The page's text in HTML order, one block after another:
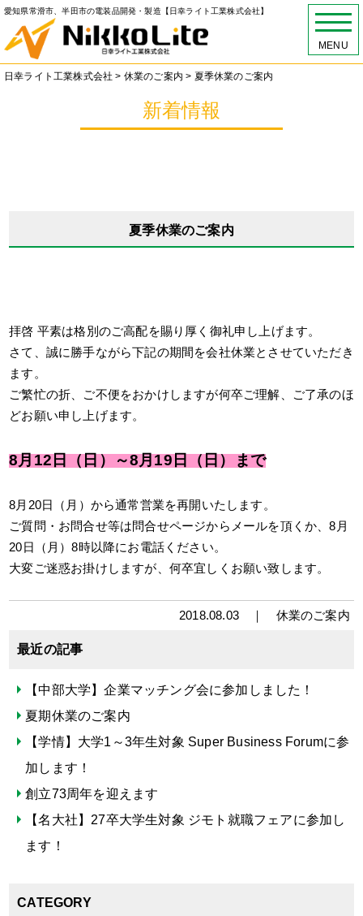
愛知県常滑市、半田市の電装品開発・製造【日幸ライト工業株式会社】
MENU
日幸ライト工業株式会社 > 休業のご案内 > 夏季休業のご案内
新着情報
夏季休業のご案内
拝啓 平素は格別のご高配を賜り厚く御礼申し上げます。
さて、誠に勝手ながら下記の期間を会社休業とさせていただき
ます。
ご繁忙の折、ご不便をおかけしますが何卒ご理解、ご了承のほ
どお願い申し上げます。
8月12日（日）～8月19日（日）まで
8月20日（月）から通常営業を再開いたします。
ご質問・お問合せ等は問合せページからメールを頂くか、8月
20日（月）8時以降にお電話ください。
大変ご迷惑お掛けしますが、何卒宜しくお願い致します。
2018.08.03 ｜ 休業のご案内
最近の記事
【中部大学】企業マッチング会に参加しました！
夏期休業のご案内
【学情】大学1～3年生対象 Super Business Forumに参
加します！
創立73周年を迎えます
【名大社】27卒大学生対象 ジモト就職フェアに参加し
ます！
CATEGORY